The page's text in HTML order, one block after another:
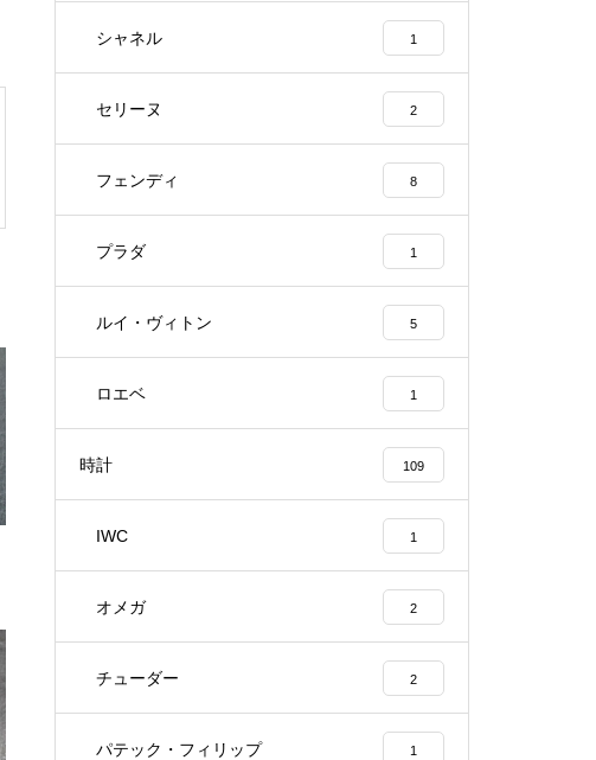
シャネル 1
セリーヌ 2
フェンディ 8
プラダ 1
ルイ・ヴィトン 5
ロエベ 1
時計 109
IWC 1
オメガ 2
チューダー 2
パテック・フィリップ 1